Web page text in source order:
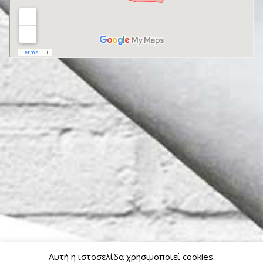
Αυτή η ιστοσελίδα χρησιμοποιεί cookies.